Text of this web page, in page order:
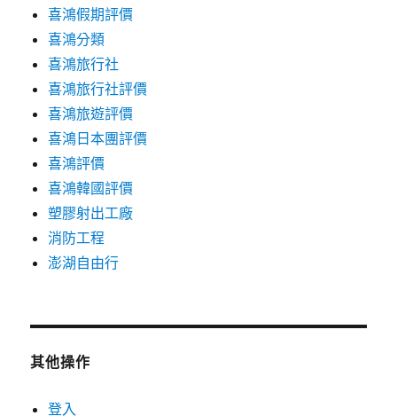
喜鴻假期評價
喜鴻分類
喜鴻旅行社
喜鴻旅行社評價
喜鴻旅遊評價
喜鴻日本團評價
喜鴻評價
喜鴻韓國評價
塑膠射出工廠
消防工程
澎湖自由行
其他操作
登入